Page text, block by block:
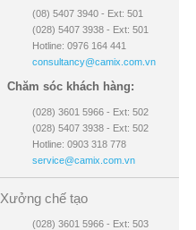
(08) 5407 3940 - Ext: 501
(028) 5407 3938 - Ext: 501
Hotline: 0976 164 441
consultancy@camix.com.vn
Chăm sóc khách hàng:
(028) 3601 5966 - Ext: 502
(028) 5407 3938 - Ext: 502
Hotline: 0903 318 778
service@camix.com.vn
Xưởng chế tạo
(028) 3601 5966 - Ext: 503